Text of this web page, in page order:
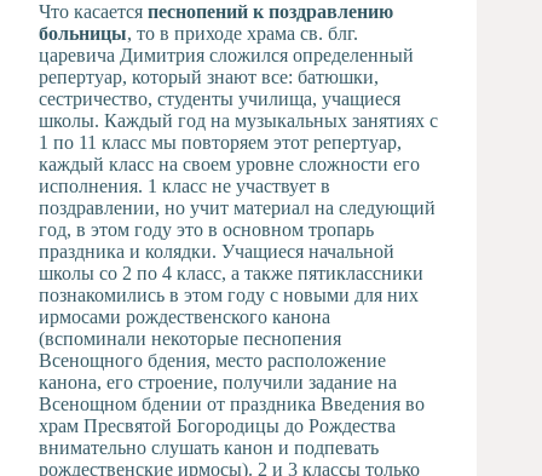
Что касается песнопений к поздравлению
больницы, то в приходе храма св. блг.
царевича Димитрия сложился определенный
репертуар, который знают все: батюшки,
сестричество, студенты училища, учащиеся
школы. Каждый год на музыкальных занятиях с
1 по 11 класс мы повторяем этот репертуар,
каждый класс на своем уровне сложности его
исполнения. 1 класс не участвует в
поздравлении, но учит материал на следующий
год, в этом году это в основном тропарь
праздника и колядки. Учащиеся начальной
школы со 2 по 4 класс, а также пятиклассники
познакомились в этом году с новыми для них
ирмосами рождественского канона
(вспоминали некоторые песнопения
Всенощного бдения, место расположение
канона, его строение, получили задание на
Всенощном бдении от праздника Введения во
храм Пресвятой Богородицы до Рождества
внимательно слушать канон и подпевать
рождественские ирмосы). 2 и 3 классы только